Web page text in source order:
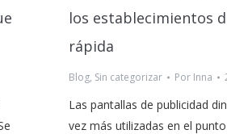
los establecimientos
rápida
Blog, Sin categorizar Por Inna
Las pantallas de publicidad
vez más utilizadas en el